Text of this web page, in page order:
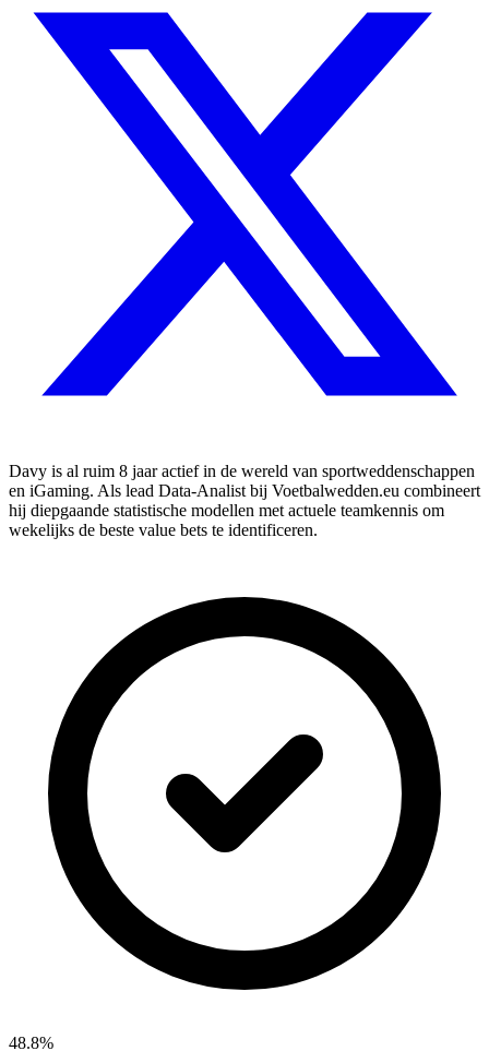
Davy is al ruim 8 jaar actief in de wereld van sportweddenschappen
en iGaming. Als lead Data-Analist bij Voetbalwedden.eu combineert
hij diepgaande statistische modellen met actuele teamkennis om
wekelijks de beste value bets te identificeren.
48.8%